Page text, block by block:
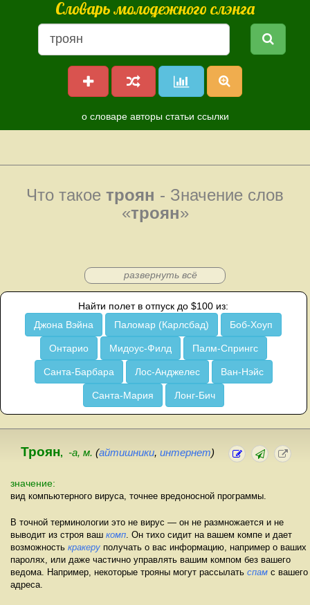
Словарь молодежного слэнга
о словаре авторы статьи ссылки
Что такое троян - Значение слов
«троян»
развернуть всё
Найти полет в отпуск до $100 из:
Джона Вэйна
Паломар (Карлсбад) Боб-Хоуп
Онтарио Мидоус-Филд Палм-Спрингс
Санта-Барбара Лос-Анджелес Ван-Нэйс
Санта-Мария Лонг-Бич
Троян, -а, м. (айтишники, интернет)
значение:
вид компьютерного вируса, точнее вредоносной программы.
В точной терминологии это не вирус — он не размножается и не
выводит из строя ваш комп . Он тихо сидит на вашем компе и дает
возможность кракеру получать о вас информацию, например о ваших
паролях, или даже частично управлять вашим компом без вашего
ведома. Например, некоторые трояны могут рассылать спам с вашего
адреса.